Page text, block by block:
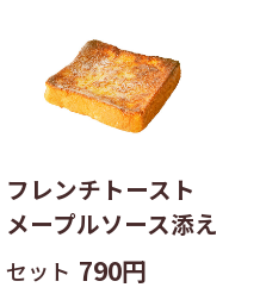
フレンチトースト
メープルソース添え
セット 790円